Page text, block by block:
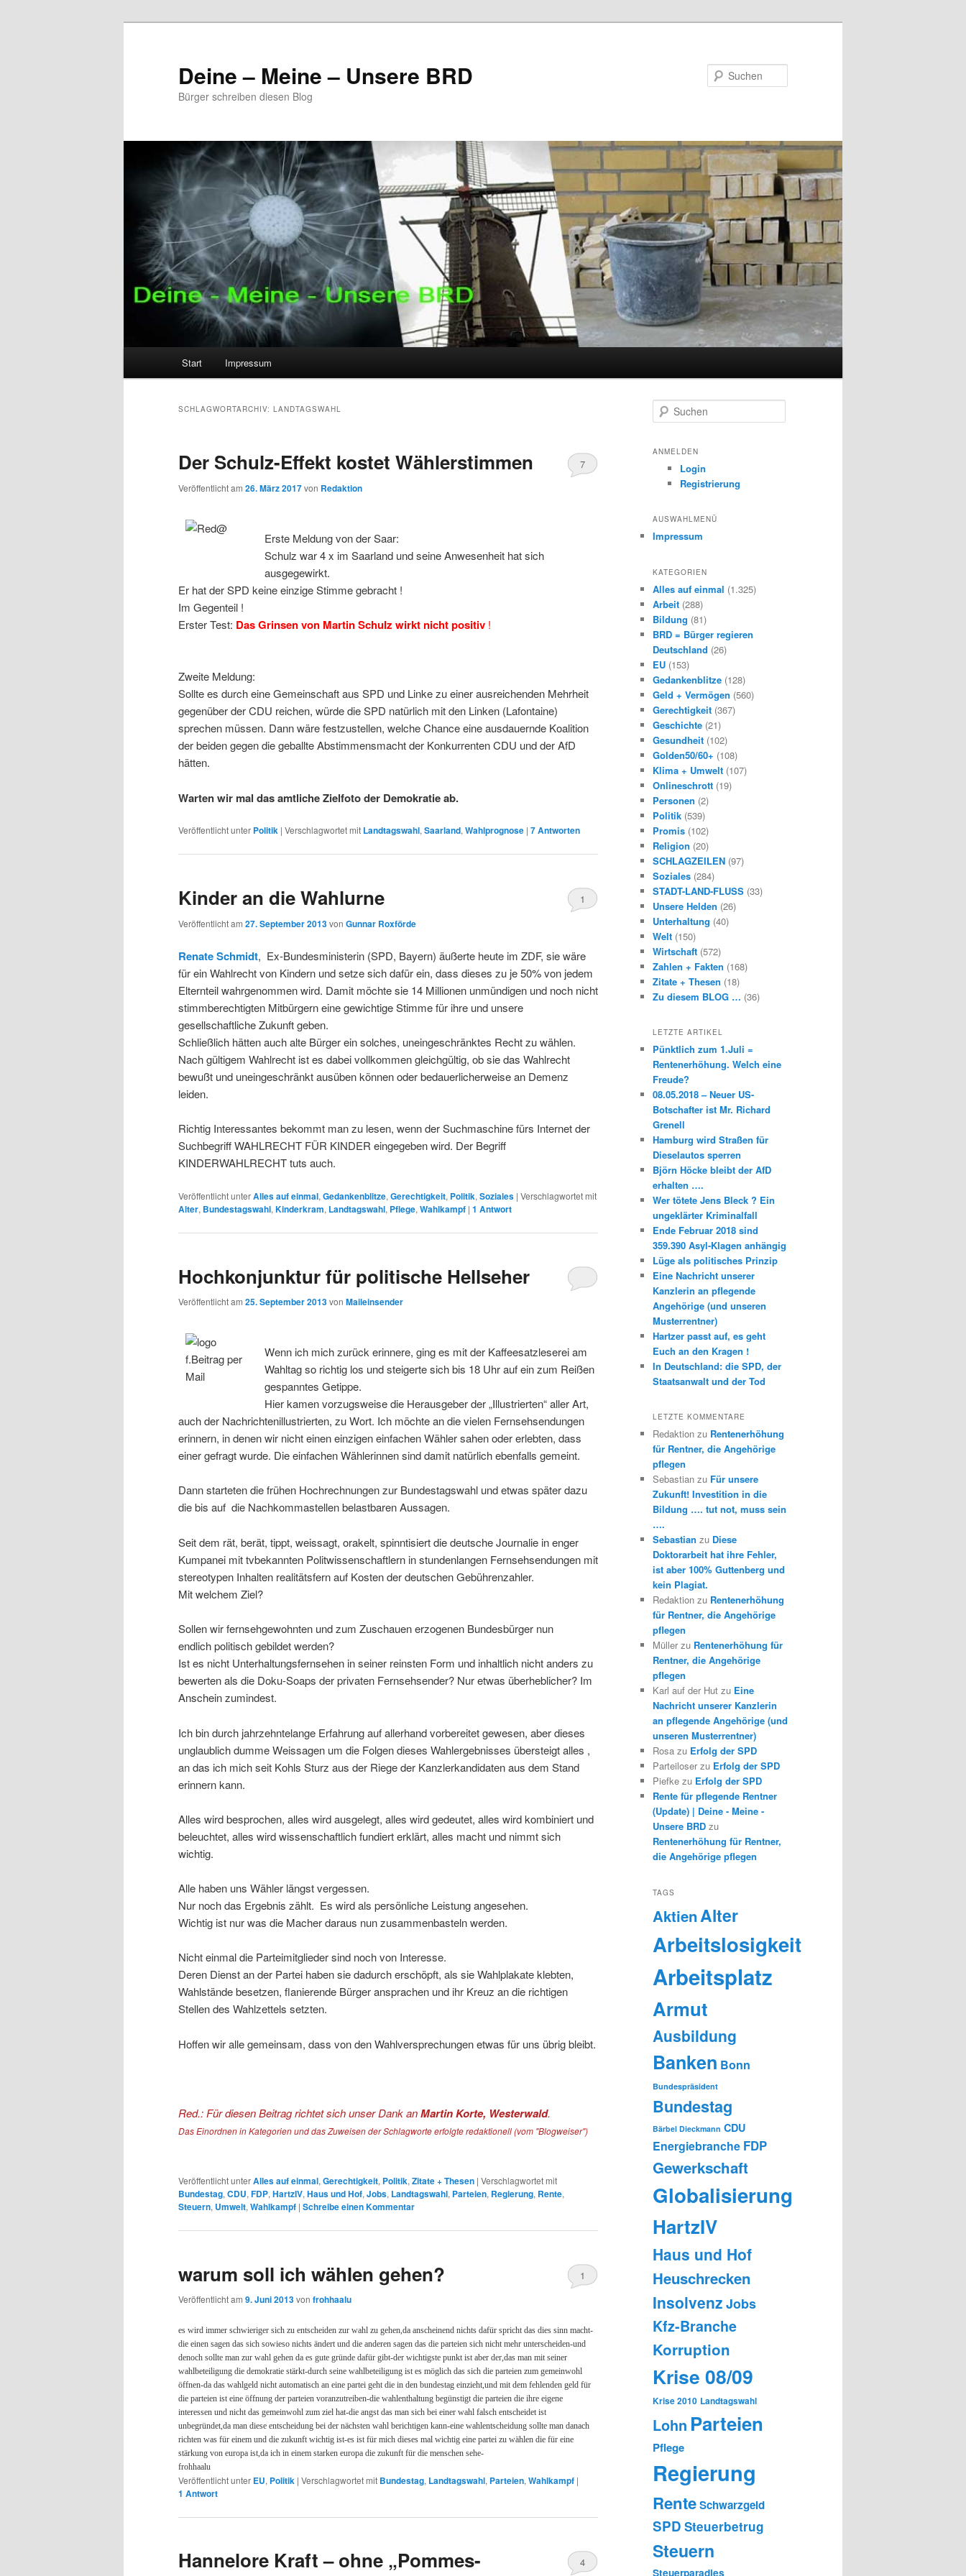
Deine – Meine – Unsere BRD
Bürger schreiben diesen Blog
Start Impressum
SCHLAGWORTARCHIV: LANDTAGSWAHL
Der Schulz-Effekt kostet Wählerstimmen
Veröffentlicht am 26. März 2017von Redaktion
7
Erste Meldung von der Saar:
Schulz war 4 x im Saarland und seine Anwesenheit hat sich
ausgegewirkt.
Er hat der SPD keine einzige Stimme gebracht !
Im Gegenteil !
Erster Test: Das Grinsen von Martin Schulz wirkt nicht positiv !
Zweite Meldung:
Sollte es durch eine Gemeinschaft aus SPD und Linke zu einer ausreichenden Mehrheit
gegenüber der CDU reichen, würde die SPD natürlich mit den Linken (Lafontaine)
sprechen müssen. Dann wäre festzustellen, welche Chance eine ausdauernde Koalition
der beiden gegen die geballte Abstimmensmacht der Konkurrenten CDU und der AfD
hätten.
Warten wir mal das amtliche Zielfoto der Demokratie ab.
Veröffentlicht unter Politik | Verschlagwortet mit Landtagswahl, Saarland, Wahlprognose | 7Antworten
Kinder an die Wahlurne
Veröffentlicht am 27. September 2013von Gunnar Roxförde
1
Renate Schmidt, Ex-Bundesministerin (SPD, Bayern) äußerte heute im ZDF, sie wäre
für ein Wahlrecht von Kindern und setze sich dafür ein, dass dieses zu je 50% von jedem
Elternteil wahrgenommen wird. Damit möchte sie 14 Millionen unmündigen und noch nicht
stimmberechtigten Mitbürgern eine gewichtige Stimme für ihre und unsere
gesellschaftliche Zukunft geben.
Schließlich hätten auch alte Bürger ein solches, uneingeschränktes Recht zu wählen.
Nach gültigem Wahlrecht ist es dabei vollkommen gleichgültig, ob sie das Wahlrecht
bewußt und uneingeschränkt ausüben können oder bedauerlicherweise an Demenz
leiden.
Richtig Interessantes bekommt man zu lesen, wenn der Suchmaschine fürs Internet der
Suchbegriff WAHLRECHT FÜR KINDER eingegeben wird. Der Begriff
KINDERWAHLRECHT tuts auch.
Veröffentlicht unterAlles auf einmal, Gedankenblitze, Gerechtigkeit, Politik, Soziales | Verschlagwortet mit
Alter, Bundestagswahl, Kinderkram, Landtagswahl, Pflege, Wahlkampf | 1 Antwort
Hochkonjunktur für politische Hellseher
Veröffentlicht am 25. September 2013von Maileinsender
Wenn ich mich zurück erinnere, ging es mit der Kaffeesatzleserei am
Wahltag so richtig los und steigerte sich bis 18 Uhr auf ein zum Reißen
gespanntes Getippe.
Hier kamen vorzugsweise die Herausgeber der „Illustrierten“ aller Art,
auch der Nachrichtenillustrierten, zu Wort. Ich möchte an die vielen Fernsehsendungen
erinnern, in denen wir nicht einen einzigen einfachen Wähler sahen oder erlebten, dass
einer gefragt wurde. Die einfachen Wählerinnen sind damit natürlich ebenfalls gemeint.
Dann starteten die frühen Hochrechnungen zur Bundestagswahl und etwas später dazu
die bis auf die Nachkommastellen belastbaren Aussagen.
Seit dem rät, berät, tippt, weissagt, orakelt, spinntisiert die deutsche Journalie in enger
Kumpanei mit tvbekannten Politwissenschaftlern in stundenlangen Fernsehsendungen mit
stereotypen Inhalten realitätsfern auf Kosten der deutschen Gebührenzahler.
Mit welchem Ziel?
Sollen wir fernsehgewohnten und zum Zuschauen erzogenen Bundesbürger nun
endlich politisch gebildet werden?
Ist es nicht Unterhaltungsfernsehen in seiner reinsten Form und inhaltlich nicht anders zu
bewerten als die Doku-Soaps der privaten Fernsehsender? Nur etwas überheblicher? Im
Anschein zumindest.
Ich bin durch jahrzehntelange Erfahrung auf allerhand vorbereitet gewesen, aber dieses
unglaublich dumme Weissagen um die Folgen dieses Wahlergebnisses übersteigt alles ,
an das ich mich seit Kohls Sturz aus der Riege der Kanzlerkandidaten aus dem Stand
erinnern kann.
Alles wird besprochen, alles wird ausgelegt, alles wird gedeutet, alles wird kombiniert und
beleuchtet, alles wird wissenschaftlich fundiert erklärt, alles macht und nimmt sich
wichtig.
Alle haben uns Wähler längst vergessen.
Nur noch das Ergebnis zählt. Es wird als persönliche Leistung angesehen.
Wichtig ist nur was die Macher daraus nun zusammenbasteln werden.
Nicht einmal die Parteimitglieder sind noch von Interesse.
Deren Dienst an der Partei haben sie dadurch erschöpft, als sie Wahlplakate klebten,
Wahlstände besetzen, flanierende Bürger ansprachen und ihr Kreuz an die richtigen
Stellen des Wahlzettels setzten.
Hoffen wir alle gemeinsam, dass von den Wahlversprechungen etwas für uns übrig bleibt.
Red.: Für diesen Beitrag richtet sich unser Dank anMartin Korte, Westerwald.
Das Einordnen in Kategorien und das Zuweisen der Schlagworte erfolgte redaktionell (vom "Blogweiser")
Veröffentlicht unterAlles auf einmal, Gerechtigkeit, Politik, Zitate + Thesen | Verschlagwortet mit
Bundestag, CDU, FDP, HartzIV, Haus und Hof, Jobs, Landtagswahl, Parteien, Regierung, Rente,
Steuern, Umwelt, Wahlkampf | Schreibe einen Kommentar
warum soll ich wählen gehen?
Veröffentlicht am 9. Juni 2013von frohhaalu
1
es wird immer schwieriger sich zu entscheiden zur wahl zu gehen,da anscheinend nichts dafür spricht das dies sinn macht-
die einen sagen das sich sowieso nichts ändert und die anderen sagen das die parteien sich nicht mehr unterscheiden-und
denoch sollte man zur wahl gehen da es gute gründe dafür gibt-der wichtigste punkt ist aber der,das man mit seiner
wahlbeteiligung die demokratie stärkt-durch seine wahlbeteiligung ist es möglich das sich die parteien zum gemeinwohl
öffnen-da das wahlgeld nicht automatisch an eine partei geht die in den bundestag einzieht,und mit dem fehlenden geld für
die parteien ist eine öffnung der parteien voranzutreiben-die wahlenthaltung begünstigt die parteien die ihre eigene
interessen und nicht das gemeinwohl zum ziel hat-die angst das man sich bei einer wahl falsch entscheidet ist
unbegründet,da man diese entscheidung bei der nächsten wahl berichtigen kann-eine wahlentscheidung sollte man danach
richten was für einem und die zukunft wichtig ist-es ist für mich dieses mal wichtig eine partei zu wählen die für eine
stärkung von europa ist,da ich in einem starken europa die zukunft für die menschen sehe-
frohhaalu
Veröffentlicht unter EU, Politik | Verschlagwortet mit Bundestag, Landtagswahl, Parteien, Wahlkampf |
1 Antwort
Hannelore Kraft – ohne „Pommes-
4
u
h
ANMELDEN
Login
Registrierung
AUSWAHLMENÜ
Impressum
KATEGORIEN
Alles auf einmal (1.325)
Arbeit (288)
Bildung (81)
BRD = Bürger regieren
Deutschland (26)
EU (153)
Gedankenblitze (128)
Geld + Vermögen (560)
Gerechtigkeit (367)
Geschichte (21)
Gesundheit (102)
Golden50/60+ (108)
Klima + Umwelt (107)
Onlineschrott (19)
Personen (2)
Politik (539)
Promis (102)
Religion (20)
SCHLAGZEILEN (97)
Soziales (284)
STADT-LAND-FLUSS (33)
Unsere Helden (26)
Unterhaltung (40)
Welt (150)
Wirtschaft (572)
Zahlen + Fakten (168)
Zitate + Thesen (18)
Zu diesem BLOG … (36)
LETZTE ARTIKEL
Pünktlich zum 1.Juli =
Rentenerhöhung. Welch eine
Freude?
08.05.2018 – Neuer US-
Botschafter ist Mr. Richard
Grenell
Hamburg wird Straßen für
Dieselautos sperren
Björn Höcke bleibt der AfD
erhalten ….
Wer tötete Jens Bleck ? Ein
ungeklärter Kriminalfall
Ende Februar 2018 sind
359.390 Asyl-Klagen anhängig
Lüge als politisches Prinzip
Eine Nachricht unserer
Kanzlerin an pflegende
Angehörige (und unseren
Musterrentner)
Hartzer passt auf, es geht
Euch an den Kragen !
In Deutschland: die SPD, der
Staatsanwalt und der Tod
LETZTE KOMMENTARE
Redaktion zu Rentenerhöhung
für Rentner, die Angehörige
pflegen
Sebastian zu Für unsere
Zukunft! Investition in die
Bildung …. tut not, muss sein
….
Sebastian zu Diese
Doktorarbeit hat ihre Fehler,
ist aber 100% Guttenberg und
kein Plagiat.
Redaktion zu Rentenerhöhung
für Rentner, die Angehörige
pflegen
Müller zu Rentenerhöhung für
Rentner, die Angehörige
pflegen
Karl auf der Hut zu Eine
Nachricht unserer Kanzlerin
an pflegende Angehörige (und
unseren Musterrentner)
Rosa zu Erfolg der SPD
Parteiloser zu Erfolg der SPD
Piefke zu Erfolg der SPD
Rente für pflegende Rentner
(Update) | Deine - Meine -
Unsere BRD zu
Rentenerhöhung für Rentner,
die Angehörige pflegen
TAGS
AktienAlter
Arbeitslosigkeit
Arbeitsplatz
Armut
Ausbildung
Banken Bonn
Bundespräsident
Bundestag
Bärbel Dieckmann CDU
Energiebranche FDP
Gewerkschaft
Globalisierung
HartzIV
Haus und Hof
Heuschrecken
Insolvenz Jobs
Kfz-Branche
Korruption
Krise 08/09
Krise 2010 Landtagswahl
Lohn Parteien
Pflege
Regierung
RenteSchwarzgeld
SPD Steuerbetrug
Steuern
Steuerparadies